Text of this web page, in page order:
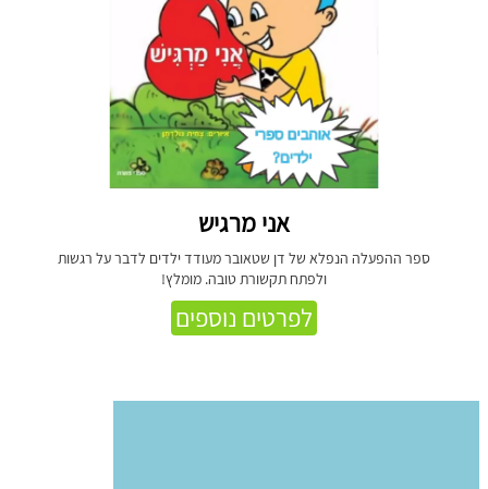
אני מרגיש
ספר ההפעלה הנפלא של דן שטאובר מעודד ילדים לדבר על רגשות
ולפתח תקשורת טובה. מומלץ!
לפרטים נוספים